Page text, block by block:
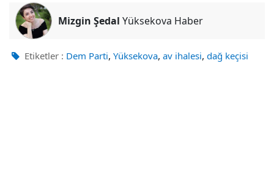
Mizgin Şedal Yüksekova Haber
Etiketler : Dem Parti, Yüksekova, av ihalesi, dağ keçisi